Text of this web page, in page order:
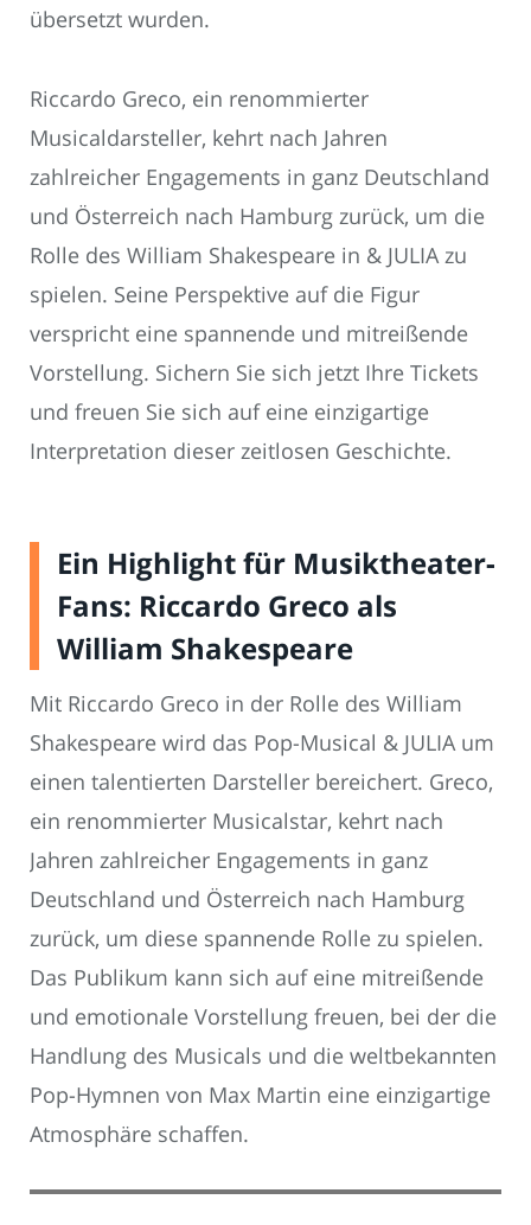
übersetzt wurden.
Riccardo Greco, ein renommierter
Musicaldarsteller, kehrt nach Jahren
zahlreicher Engagements in ganz Deutschland
und Österreich nach Hamburg zurück, um die
Rolle des William Shakespeare in & JULIA zu
spielen. Seine Perspektive auf die Figur
verspricht eine spannende und mitreißende
Vorstellung. Sichern Sie sich jetzt Ihre Tickets
und freuen Sie sich auf eine einzigartige
Interpretation dieser zeitlosen Geschichte.
Ein Highlight für Musiktheater-
Fans: Riccardo Greco als
William Shakespeare
Mit Riccardo Greco in der Rolle des William
Shakespeare wird das Pop-Musical & JULIA um
einen talentierten Darsteller bereichert. Greco,
ein renommierter Musicalstar, kehrt nach
Jahren zahlreicher Engagements in ganz
Deutschland und Österreich nach Hamburg
zurück, um diese spannende Rolle zu spielen.
Das Publikum kann sich auf eine mitreißende
und emotionale Vorstellung freuen, bei der die
Handlung des Musicals und die weltbekannten
Pop-Hymnen von Max Martin eine einzigartige
Atmosphäre schaffen.